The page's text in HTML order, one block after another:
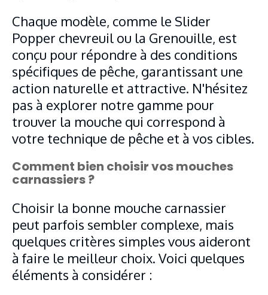
Chaque modèle, comme le Slider
Popper chevreuil ou la Grenouille, est
conçu pour répondre à des conditions
spécifiques de pêche, garantissant une
action naturelle et attractive. N'hésitez
pas à explorer notre gamme pour
trouver la mouche qui correspond à
votre technique de pêche et à vos cibles.
Comment bien choisir vos mouches
carnassiers ?
Choisir la bonne mouche carnassier
peut parfois sembler complexe, mais
quelques critères simples vous aideront
à faire le meilleur choix. Voici quelques
éléments à considérer :